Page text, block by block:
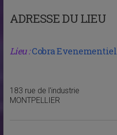
ADRESSE DU LIEU
Lieu :Cobra Evenementiel
183 rue de l'industrie
MONTPELLIER